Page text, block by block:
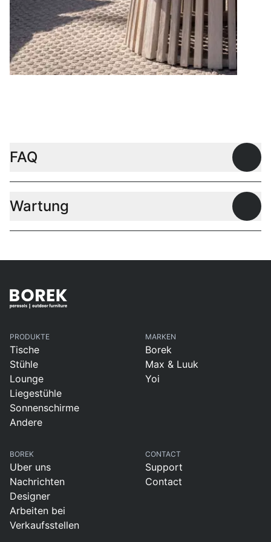
FAQ
Wartung
PRODUKTE
Tische
Stühle
Lounge
Liegestühle
Sonnenschirme
Andere
MARKEN
Borek
Max & Luuk
Yoi
BOREK
Uber uns
Nachrichten
Designer
Arbeiten bei
Verkaufsstellen
CONTACT
Support
Contact